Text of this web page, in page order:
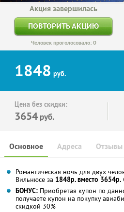
Акция завершилась
ПОВТОРИТЬ АКЦИЮ
Человек проголосовало: 0
1848 руб.
Цена без скидки:
3654 руб.
Основное Отзывы
Адреса
Романтическая ночь для двух
Вильнюсе за 1848р. вместо 3654р.
БОНУС: Приобретая купон по
получаете купон на покупку
скидкой 30%